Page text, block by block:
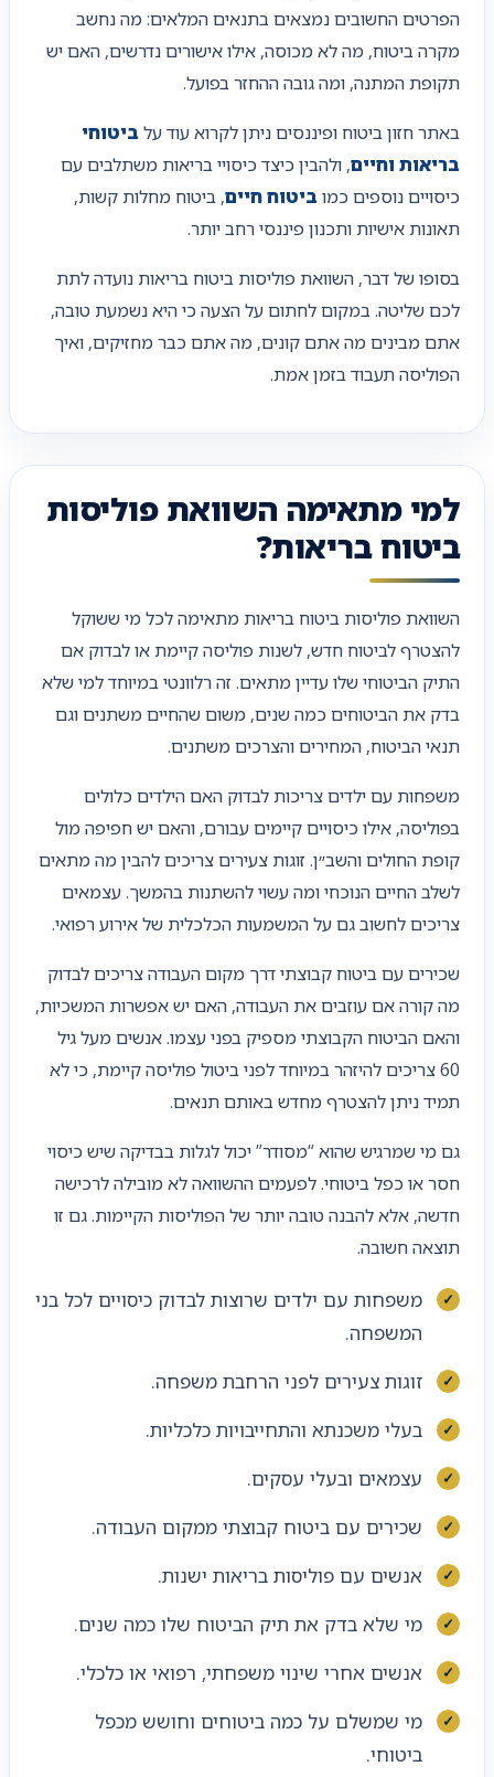
הפרטים החשובים נמצאים בתנאים המלאים: מה נחשב
מקרה ביטוח, מה לא מכוסה, אילו אישורים נדרשים, האם יש
תקופת המתנה, ומה גובה ההחזר בפועל.
באתר חזון ביטוח ופיננסים ניתן לקרוא עוד עלביטוחי
בריאות וחיים, ולהבין כיצד כיסויי בריאות משתלבים עם
כיסויים נוספים כמוביטוח חיים, ביטוח מחלות קשות,
תאונות אישיות ותכנון פיננסי רחב יותר.
בסופו של דבר, השוואת פוליסות ביטוח בריאות נועדה לתת
לכם שליטה. במקום לחתום על הצעה כי היא נשמעת טובה,
אתם מבינים מה אתם קונים, מה אתם כבר מחזיקים, ואיך
הפוליסה תעבוד בזמן אמת.
למי מתאימה השוואת פוליסות
ביטוח בריאות?
השוואת פוליסות ביטוח בריאות מתאימה לכל מי ששוקל
להצטרף לביטוח חדש, לשנות פוליסה קיימת או לבדוק אם
התיק הביטוחי שלו עדיין מתאים. זה רלוונטי במיוחד למי שלא
בדק את הביטוחים כמה שנים, משום שהחיים משתנים וגם
תנאי הביטוח, המחירים והצרכים משתנים.
משפחות עם ילדים צריכות לבדוק האם הילדים כלולים
בפוליסה, אילו כיסויים קיימים עבורם, והאם יש חפיפה מול
קופת החולים והשב״ן. זוגות צעירים צריכים להבין מה מתאים
לשלב החיים הנוכחי ומה עשוי להשתנות בהמשך. עצמאים
צריכים לחשוב גם על המשמעות הכלכלית של אירוע רפואי.
שכירים עם ביטוח קבוצתי דרך מקום העבודה צריכים לבדוק
מה קורה אם עוזבים את העבודה, האם יש אפשרות המשכיות,
והאם הביטוח הקבוצתי מספיק בפני עצמו. אנשים מעל גיל
60 צריכים להיזהר במיוחד לפני ביטול פוליסה קיימת, כי לא
תמיד ניתן להצטרף מחדש באותם תנאים.
גם מי שמרגיש שהוא “מסודר” יכול לגלות בבדיקה שיש כיסוי
חסר או כפל ביטוחי. לפעמים ההשוואה לא מובילה לרכישה
חדשה, אלא להבנה טובה יותר של הפוליסות הקיימות. גם זו
תוצאה חשובה.
משפחות עם ילדים שרוצות לבדוק כיסויים לכל בני
המשפחה.
זוגות צעירים לפני הרחבת משפחה.
בעלי משכנתא והתחייבויות כלכליות.
עצמאים ובעלי עסקים.
שכירים עם ביטוח קבוצתי ממקום העבודה.
אנשים עם פוליסות בריאות ישנות.
מי שלא בדק את תיק הביטוח שלו כמה שנים.
אנשים אחרי שינוי משפחתי, רפואי או כלכלי.
מי שמשלם על כמה ביטוחים וחושש מכפל
ביטוחי.